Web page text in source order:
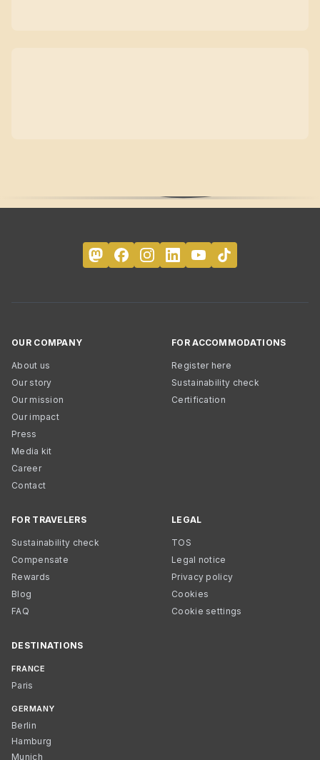
OUR COMPANY
About us
Our story
Our mission
Our impact
Press
Media kit
Career
Contact
FOR ACCOMMODATIONS
Register here
Sustainability check
Certification
FOR TRAVELERS
Sustainability check
Compensate
Rewards
Blog
FAQ
LEGAL
TOS
Legal notice
Privacy policy
Cookies
Cookie settings
DESTINATIONS
FRANCE
Paris
GERMANY
Berlin
Hamburg
Munich